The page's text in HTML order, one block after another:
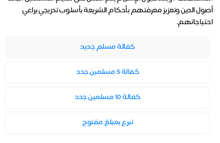
أصول الدين وتعزيز معرفتهم بأحكام الشريعة بأسلوب تدريجي يراعي
احتياجاتهم.
كفالة مسلم جديد
كفالة 5 مسلمين جدد
كفالة 10 مسلمين جدد
تبرع بمبلغ مفتوح